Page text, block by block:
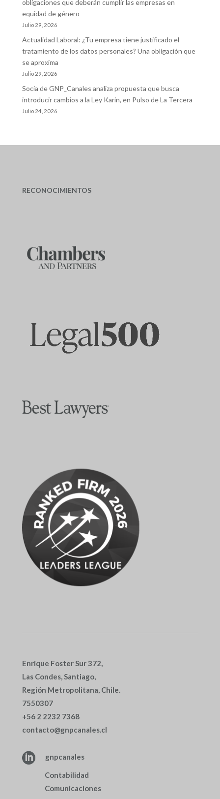
obligaciones que deberán cumplir las empresas en
equidad de género
Julio 29, 2026
Actualidad Laboral: ¿Tu empresa tiene justificado el
tratamiento de los datos personales? Una obligación que
se aproxima
Julio 29, 2026
Socia de GNP_Canales analiza propuesta que busca
introducir cambios a la Ley Karin, en Pulso de La Tercera
Julio 24, 2026
RECONOCIMIENTOS
Enrique Foster Sur 372,
Las Condes, Santiago,
Región Metropolitana, Chile.
7550307
+56 2 2232 7368
contacto@gnpcanales.cl
 gnpcanales
Contabilidad
Comunicaciones